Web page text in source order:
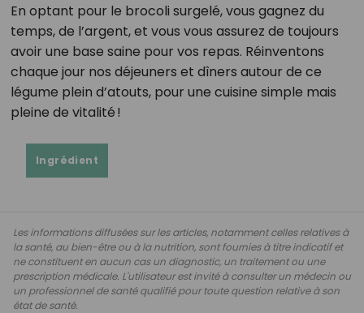
En optant pour le brocoli surgelé, vous gagnez du
temps, de l’argent, et vous vous assurez de toujours
avoir une base saine pour vos repas. Réinventons
chaque jour nos déjeuners et dîners autour de ce
légume plein d’atouts, pour une cuisine simple mais
pleine de vitalité !
Ingrédient
Les informations diffusées sur les articles, notamment celles relatives à
la santé, au bien-être ou à la nutrition, sont fournies à titre indicatif et
ne constituent en aucun cas un diagnostic, un traitement ou une
prescription médicale. L'utilisateur est invité à consulter un médecin ou
un professionnel de santé qualifié pour toute question relative à son
état de santé.